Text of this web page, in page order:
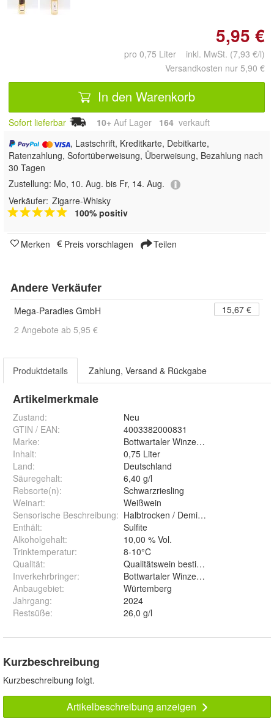
5,95 €
pro 0,75 Liter inkl. MwSt. (7,93 €/l)
Versandkosten nur 5,90 €
In den Warenkorb
Sofort lieferbar 10+ Auf Lager 164 verkauft
, Lastschrift, Kreditkarte, Debitkarte,
Ratenzahlung, Sofortüberweisung, Überweisung, Bezahlung nach
30 Tagen
Zustellung: Mo, 10. Aug. bis Fr, 14. Aug.
Verkäufer: Zigarre-Whisky
100% positiv
Merken Preis vorschlagen Teilen
Andere Verkäufer
Mega-Paradies GmbH
15,67 €
2 Angebote ab 5,95 €
Produktdetails Zahlung, Versand & Rückgabe
Artikelmerkmale
Zustand:
Neu
GTIN / EAN:
4003382000831
Marke:
Bottwartaler Winzer eG
Inhalt:
0,75 Liter
Land:
Deutschland
Säuregehalt:
6,40 g/l
Rebsorte(n):
Schwarzriesling
Weinart:
Weißwein
Sensorische Beschreibung: Halbtrocken / Demi Sec
Enthält:
Sulfite
Alkoholgehalt:
10,00 % Vol.
Trinktemperatur:
8-10°C
Qualität:
Qualitätswein bestimmter
Inverkehrbringer:
Bottwartaler Winzer eG
Anbaugebiet:
Würtemberg
Jahrgang:
2024
Restsüße: 26,0 g/l
Kurzbeschreibung
Kurzbeschreibung folgt.
Artikelbeschreibung anzeigen